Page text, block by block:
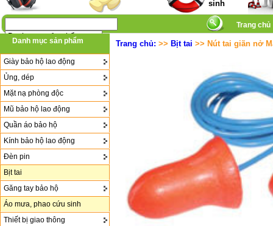
sinh
Trang chủ
Danh mục sản phẩm
Giày bảo hộ lao động
Ủng, dép
Mặt nạ phòng độc
Mũ bảo hộ lao động
Quần áo bảo hộ
Kính bảo hộ lao động
Đèn pin
Bịt tai
Găng tay bảo hộ
Áo mưa, phao cứu sinh
Thiết bị giao thông
Trang chủ: >> Bịt tai >> Nút tai giãn nở